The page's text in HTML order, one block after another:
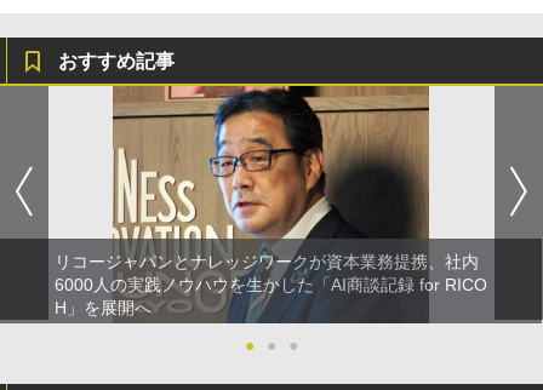
おすすめ記事
リコージャパンとナレッジワークが資本業務提携、社内
6000人の実践ノウハウを生かした「AI商談記録 for RICO
H」を展開へ
●
● ●